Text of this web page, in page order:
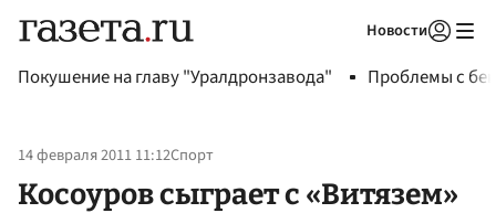
Новости
Покушение на главу "Уралдронзавода" Проблемы с
14 февраля 2011 11:12Спорт
Косоуров сыграет с «Витязем»